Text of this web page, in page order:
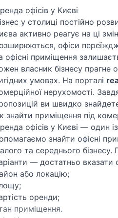
офісів у Києві
у столиці постійно
активно реагує на ці
офіси
офісні приміщення
власник бізнесу прагне
умовах. На порталі
нерухомості.
ви швидко
знайти приміщення під
офісів у Києві — один
знайти офісні
та середнього
— достатньо вказати
або локацію;
оренди;
приміщення.